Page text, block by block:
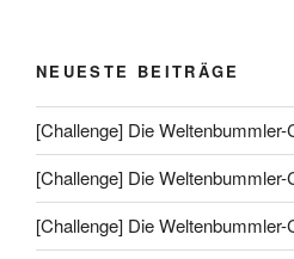
NEUESTE BEITRÄGE
[Challenge] Die
[Challenge] Die
[Challenge] Die